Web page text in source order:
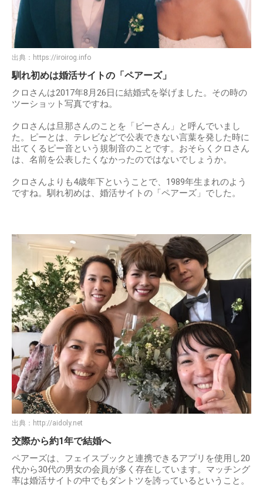
出典： https://iroirog.info
馴れ初めは婚活サイトの「ペアーズ」
クロさんは2017年8月26日に結婚式を挙げました。その時の
ツーショット写真ですね。
クロさんは旦那さんのことを「ピーさん」と呼んでいまし
た。ピーとは、テレビなどで公表できない言葉を発した時に
出てくるピー音という規制音のことです。おそらくクロさん
は、名前を公表したくなかったのではないでしょうか。
クロさんよりも4歳年下ということで、1989年生まれのよう
ですね。馴れ初めは、婚活サイトの「ペアーズ」でした。
出典： http://aidoly.net
交際から約1年で結婚へ
ペアーズは、フェイスブックと連携できるアプリを使用し20
代から30代の男女の会員が多く存在しています。マッチング
率は婚活サイトの中でもダントツを誇っているということ。